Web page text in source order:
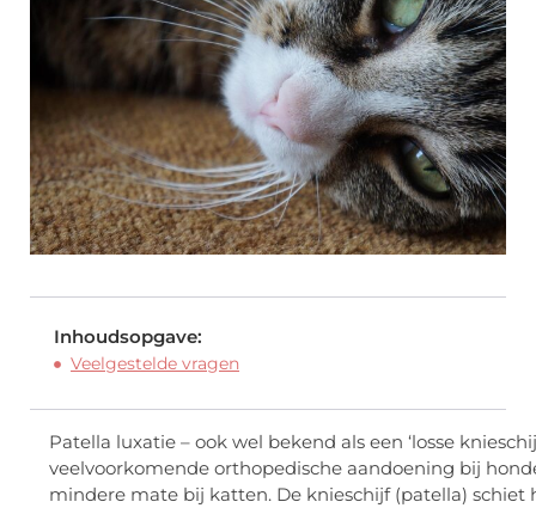
Inhoudsopgave:
Veelgestelde vragen
Patella luxatie – ook wel bekend als een ‘losse
veelvoorkomende orthopedische aandoening bij
mindere mate bij katten. De knieschijf (patella) schiet